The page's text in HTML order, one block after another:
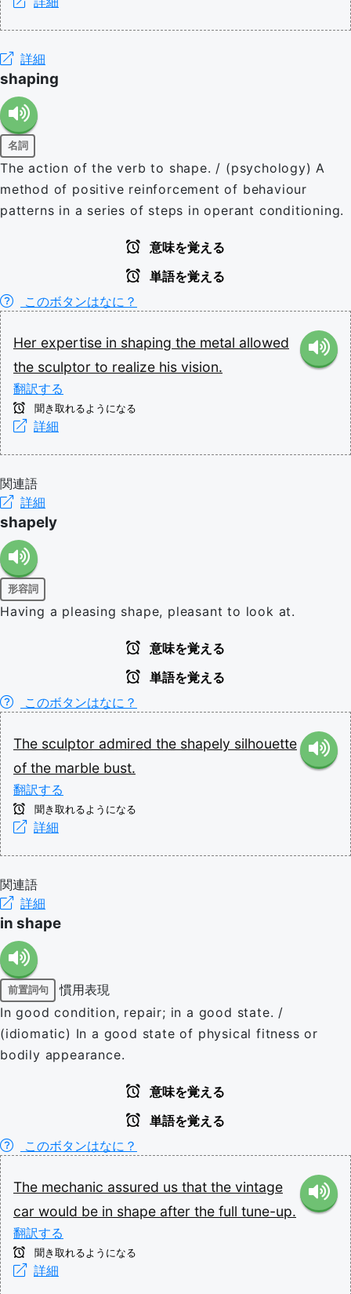
詳細
shaping
名詞
The action of the verb to shape. / (psychology) A
method of positive reinforcement of behaviour
patterns in a series of steps in operant conditioning.
意味を覚える
単語を覚える
このボタンはなに？
Her expertise in shaping the metal allowed
the sculptor to realize his vision.
翻訳する
聞き取れるようになる
詳細
関連語
詳細
shapely
形容詞
Having a pleasing shape, pleasant to look at.
意味を覚える
単語を覚える
このボタンはなに？
The sculptor admired the shapely silhouette
of the marble bust.
翻訳する
聞き取れるようになる
詳細
関連語
詳細
in shape
前置詞句
慣用表現
In good condition, repair; in a good state. /
(idiomatic) In a good state of physical fitness or
bodily appearance.
意味を覚える
単語を覚える
このボタンはなに？
The mechanic assured us that the vintage
car would be in shape after the full tune-up.
翻訳する
聞き取れるようになる
詳細